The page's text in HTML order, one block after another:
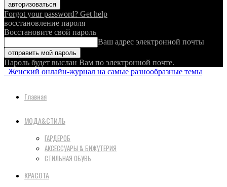
Forgot your password? Get help
восстановление пароля
Восстановите свой пароль
Ваш адрес электронной почты
Пароль будет выслан Вам по электронной почте.
Женский онлайн-журнал на самые разнообразные темы
Главная
МОДА&СТИЛЬ
ГАРДЕРОБ
АКСЕССУАРЫ & БИЖУТЕРИЯ
СТИЛЬНАЯ ОБУВЬ
КРАСОТА